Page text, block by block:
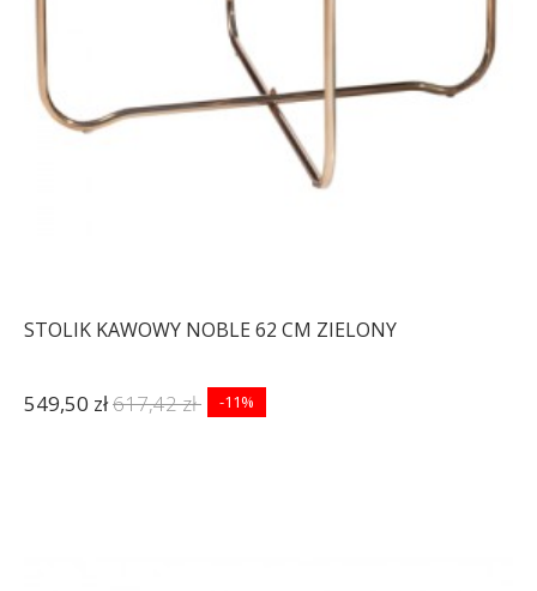
STOLIK KAWOWY NOBLE 62 CM ZIELONY
549,50 zł617,42 zł -11%